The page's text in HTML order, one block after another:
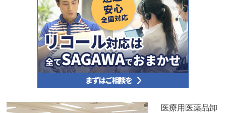
医療用医薬品卸